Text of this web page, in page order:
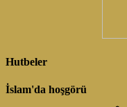
Hutbeler
İslam'da hoşgörü